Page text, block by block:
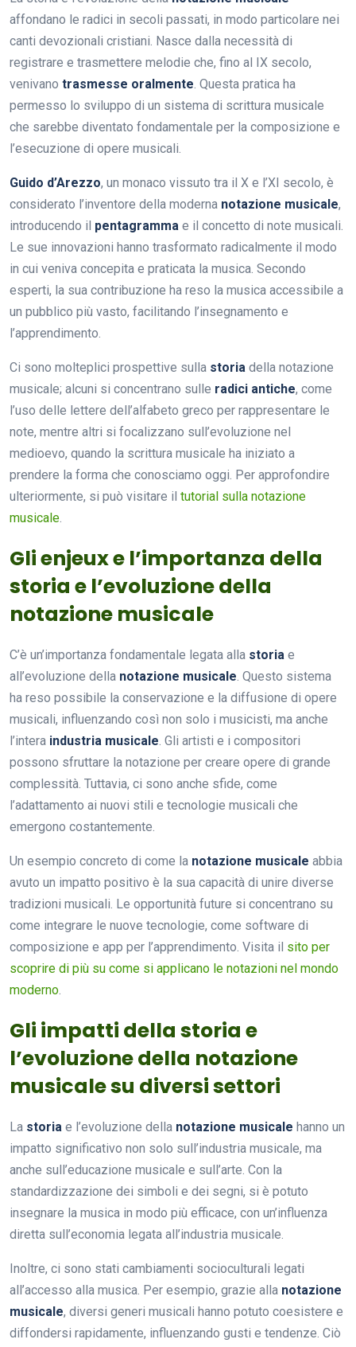
affondano le radici in secoli passati, in modo particolare nei
canti devozionali cristiani. Nasce dalla necessità di
registrare e trasmettere melodie che, fino al IX secolo,
venivano trasmesse oralmente. Questa pratica ha
permesso lo sviluppo di un sistema di scrittura musicale
che sarebbe diventato fondamentale per la composizione e
l’esecuzione di opere musicali.
Guido d’Arezzo, un monaco vissuto tra il X e l’XI secolo, è
considerato l’inventore della moderna notazione musicale,
introducendo il pentagramma e il concetto di note musicali.
Le sue innovazioni hanno trasformato radicalmente il modo
in cui veniva concepita e praticata la musica. Secondo
esperti, la sua contribuzione ha reso la musica accessibile a
un pubblico più vasto, facilitando l’insegnamento e
l’apprendimento.
Ci sono molteplici prospettive sulla storia della notazione
musicale; alcuni si concentrano sulle radici antiche, come
l’uso delle lettere dell’alfabeto greco per rappresentare le
note, mentre altri si focalizzano sull’evoluzione nel
medioevo, quando la scrittura musicale ha iniziato a
prendere la forma che conosciamo oggi. Per approfondire
ulteriormente, si può visitare il tutorial sulla notazione
musicale.
Gli enjeux e l’importanza della
storia e l’evoluzione della
notazione musicale
C’è un’importanza fondamentale legata alla storia e
all’evoluzione della notazione musicale. Questo sistema
ha reso possibile la conservazione e la diffusione di opere
musicali, influenzando così non solo i musicisti, ma anche
l’intera industria musicale. Gli artisti e i compositori
possono sfruttare la notazione per creare opere di grande
complessità. Tuttavia, ci sono anche sfide, come
l’adattamento ai nuovi stili e tecnologie musicali che
emergono costantemente.
Un esempio concreto di come la notazione musicale abbia
avuto un impatto positivo è la sua capacità di unire diverse
tradizioni musicali. Le opportunità future si concentrano su
come integrare le nuove tecnologie, come software di
composizione e app per l’apprendimento. Visita il sito per
scoprire di più su come si applicano le notazioni nel mondo
moderno.
Gli impatti della storia e
l’evoluzione della notazione
musicale su diversi settori
La storia e l’evoluzione della notazione musicale hanno un
impatto significativo non solo sull’industria musicale, ma
anche sull’educazione musicale e sull’arte. Con la
standardizzazione dei simboli e dei segni, si è potuto
insegnare la musica in modo più efficace, con un’influenza
diretta sull’economia legata all’industria musicale.
Inoltre, ci sono stati cambiamenti socioculturali legati
all’accesso alla musica. Per esempio, grazie alla notazione
musicale, diversi generi musicali hanno potuto coesistere e
diffondersi rapidamente, influenzando gusti e tendenze. Ciò